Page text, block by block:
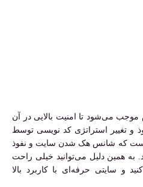
می‌شود تا امنیت بالایی در آن
و تغییر استراتژی کد نویسی توسط
که شانس هک شدن سایت و نفوذ
به همین دلیل می‌توانید خیلی راحت
و سایتی حرفه‌ای با کاربرد بالا